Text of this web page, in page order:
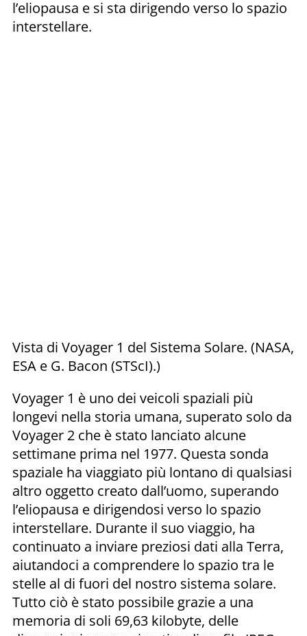
l’eliopausa e si sta dirigendo verso lo spazio
interstellare.
Vista di Voyager 1 del Sistema Solare. (NASA,
ESA e G. Bacon (STScI).)
Voyager 1 è uno dei veicoli spaziali più
longevi nella storia umana, superato solo da
Voyager 2 che è stato lanciato alcune
settimane prima nel 1977. Questa sonda
spaziale ha viaggiato più lontano di qualsiasi
altro oggetto creato dall’uomo, superando
l’eliopausa e dirigendosi verso lo spazio
interstellare. Durante il suo viaggio, ha
continuato a inviare preziosi dati alla Terra,
aiutandoci a comprendere lo spazio tra le
stelle al di fuori del nostro sistema solare.
Tutto ciò è stato possibile grazie a una
memoria di soli 69,63 kilobyte, delle